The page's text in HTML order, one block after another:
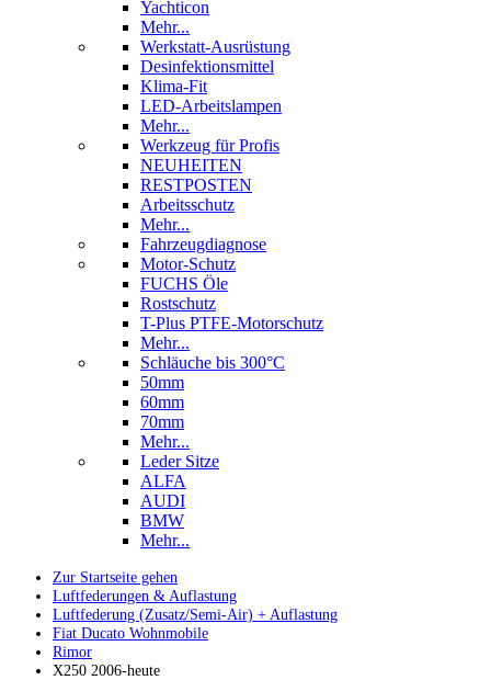
Yachticon
Mehr...
Werkstatt-Ausrüstung
Desinfektionsmittel
Klima-Fit
LED-Arbeitslampen
Mehr...
Werkzeug für Profis
NEUHEITEN
RESTPOSTEN
Arbeitsschutz
Mehr...
Fahrzeugdiagnose
Motor-Schutz
FUCHS Öle
Rostschutz
T-Plus PTFE-Motorschutz
Mehr...
Schläuche bis 300°C
50mm
60mm
70mm
Mehr...
Leder Sitze
ALFA
AUDI
BMW
Mehr...
Zur Startseite gehen
Luftfederungen & Auflastung
Luftfederung (Zusatz/Semi-Air) + Auflastung
Fiat Ducato Wohnmobile
Rimor
X250 2006-heute